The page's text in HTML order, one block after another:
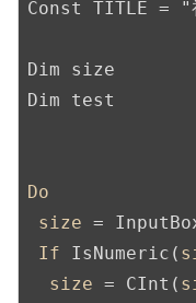
Const TITLE = "初
Dim size
Dim test
Do
size =
If IsNumeric(
size = CInt(